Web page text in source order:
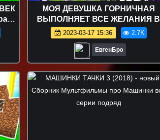
МОЯ ДЕВУШКА ГОРНИЧНАЯ
ВЫПОЛНЯЕТ ВСЕ ЖЕЛАНИЯ В
МАЙНКРАФТЕ Выживание мод и
моды Видео Minecraft KIDS
2023-03-17 15:36 2.7K
ЕвгенБро